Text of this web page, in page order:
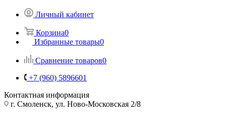
Личный кабинет
Корзина0
Избранные товары0
Сравнение товаров0
+7 (960) 5896601
Контактная информация
г. Смоленск, ул. Ново-Московская 2/8